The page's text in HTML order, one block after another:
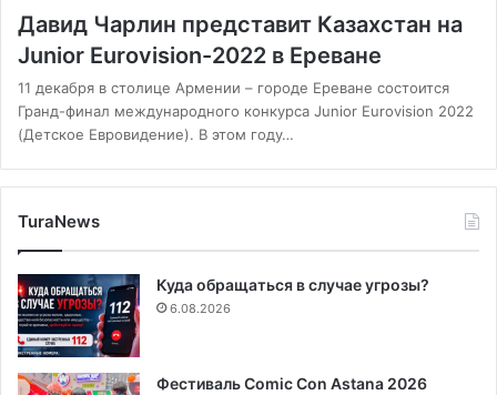
Давид Чарлин представит Казахстан на
Junior Eurovision-2022 в Ереване
11 декабря в столице Армении – городе Ереване состоится
Гранд-финал международного конкурса Junior Eurovision 2022
(Детское Евровидение). В этом году…
TuraNews
Куда обращаться в случае угрозы?
6.08.2026
Фестиваль Comic Con Astana 2026